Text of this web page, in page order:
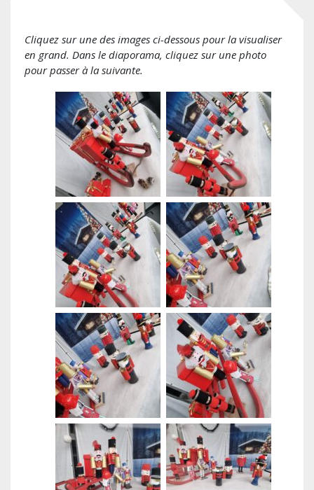
Cliquez sur une des images ci-dessous pour la visualiser
en grand. Dans le diaporama, cliquez sur une photo
pour passer à la suivante.